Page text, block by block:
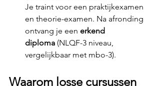
Je traint voor een praktijkexamen
en theorie-examen. Na afronding
ontvang je een erkend
diploma (NLQF-3 niveau,
vergelijkbaar met mbo-3).
Waarom losse cursussen